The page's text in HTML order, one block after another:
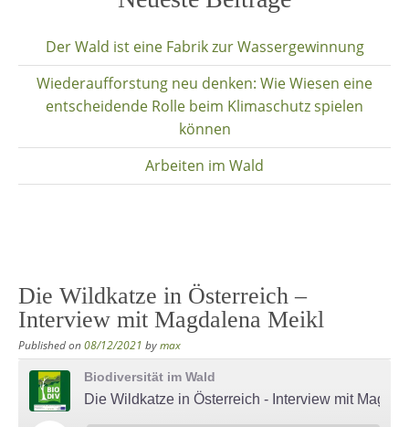
Der Wald ist eine Fabrik zur Wassergewinnung
Wiederaufforstung neu denken: Wie Wiesen eine
entscheidende Rolle beim Klimaschutz spielen
können
Arbeiten im Wald
Die Wildkatze in Österreich –
Interview mit Magdalena Meikl
Published on08/12/2021 bymax
Biodiversität im Wald